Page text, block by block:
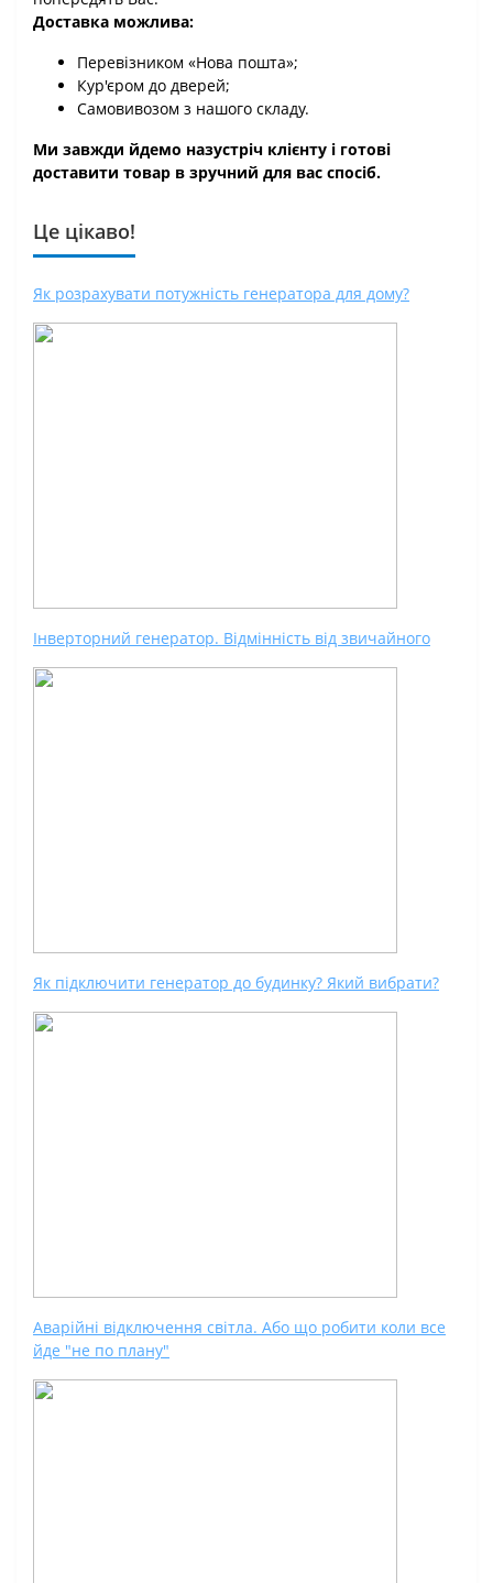
Доставка можлива:
Перевізником «Нова пошта»;
Кур'єром до дверей;
Самовивозом з нашого складу.
Ми завжди йдемо назустріч клієнту і готові
доставити товар в зручний для вас спосіб.
Це цікаво!
Як розрахувати потужність генератора для дому?
Інверторний генератор. Відмінність від звичайного
Як підключити генератор до будинку? Який вибрати?
Аварійні відключення світла. Або що робити коли все
йде "не по плану"